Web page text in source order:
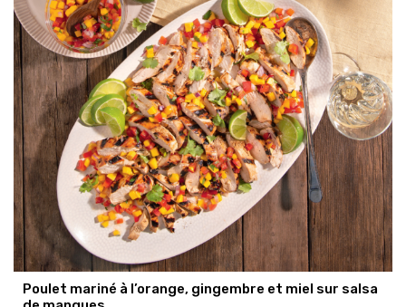
Poulet mariné à l’orange, gingembre et miel sur salsa